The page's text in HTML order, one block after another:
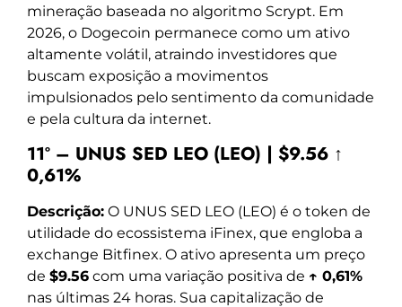
mineração baseada no algoritmo Scrypt. Em
2026, o Dogecoin permanece como um ativo
altamente volátil, atraindo investidores que
buscam exposição a movimentos
impulsionados pelo sentimento da comunidade
e pela cultura da internet.
11º – UNUS SED LEO (LEO) | $9.56 ↑
0,61%
Descrição: O UNUS SED LEO (LEO) é o token de
utilidade do ecossistema iFinex, que engloba a
exchange Bitfinex. O ativo apresenta um preço
de $9.56 com uma variação positiva de ↑ 0,61%
nas últimas 24 horas. Sua capitalização de